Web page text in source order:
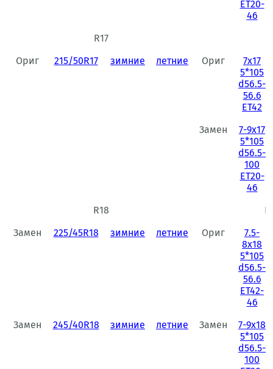
ET20-
46
R17
Ориг
215/50R17 зимние летние Ориг
7x17
5*105
d56.5-
56.6
ET42
Замен
7-9x17
5*105
d56.5-
100
ET20-
46
R18
Замен
225/45R18 зимние летние Ориг
7.5-
8x18
5*105
d56.5-
56.6
ET42-
46
Замен
245/40R18 зимние летние Замен
7-9x18
5*105
d56.5-
100